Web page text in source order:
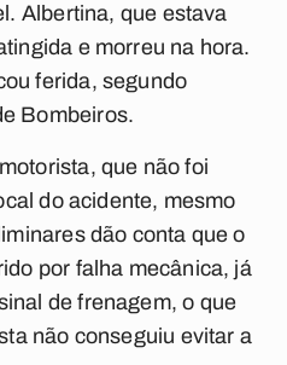
Albertina, que estava
e morreu na hora.
ferida, segundo
Bombeiros.
que não foi
do acidente, mesmo
dão conta que o
por falha mecânica, já
de frenagem, o que
não conseguiu evitar a